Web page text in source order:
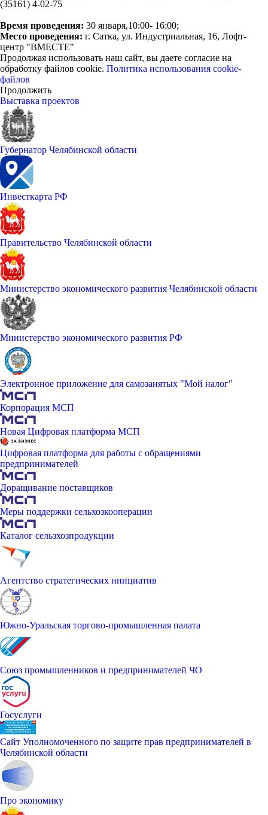
(35161) 4-02-75
Время проведения: 30 января,10:00- 16:00;
Место проведения: г. Сатка, ул. Индустриальная, 16, Лофт-
центр "ВМЕСТЕ"
Продолжая использовать наш сайт, вы даете согласие на
обработку файлов cookie. Политика использования cookie-
файлов
Продолжить
Выставка проектов
Губернатор Челябинской области
Инвесткарта РФ
Правительство Челябинской области
Министерство экономического развития Челябинской области
Министерство экономического развития РФ
Электронное приложение для самозанятых "Мой налог"
Корпорация МСП
Новая Цифровая платформа МСП
Цифровая платформа для работы с обращениями
предпринимателей
Доращивание поставщиков
Меры поддержки сельхозкооперации
Каталог сельзхозпродукции
Агентство стратегических инициатив
Южно-Уральская торгово-промышленная палата
Союз промышленников и предпринимателей ЧО
Госуслуги
Сайт Уполномоченного по защите прав предпринимателей в
Челябинской области
Про экономику